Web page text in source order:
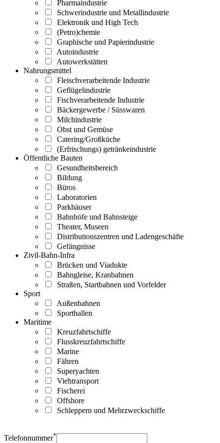
Pharmaindustrie
Schwerindustrie und Metallindustrie
Elektronik und High Tech
(Petro)chemie
Graphische und Papierindustrie
Autoindustrie
Autowerkstätten
Nahrungsmittel
Fleischverarbeitende Industrie
Geflügelindustrie
Fischverarbeitende Industrie
Bäckergewerbe / Süsswaren
Milchindustrie
Obst und Gemüse
Catering/Großküche
(Erfrischungs) getränkeindustrie
Öffentliche Bauten
Gesundheitsbereich
Bildung
Büros
Laboratorien
Parkhäuser
Bahnhöfe und Bahnsteige
Theater, Museen
Distributionszentren und Ladengeschäfte
Gefängnisse
Zivil-Bahn-Infra
Brücken und Viadukte
Bahngleise, Kranbahnen
Straßen, Startbahnen und Vorfelder
Sport
Außenbahnen
Sporthallen
Maritime
Kreuzfahrtschiffe
Flusskreuzfahrtschiffe
Marine
Fähren
Superyachten
Viehtransport
Fischerei
Offshore
Schleppern und Mehrzweckschiffe
Telefonnummer*